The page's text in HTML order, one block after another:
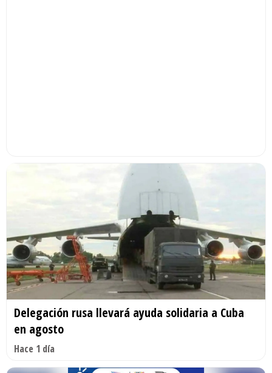
Delegación rusa llevará ayuda solidaria a Cuba
en agosto
Hace 1 día